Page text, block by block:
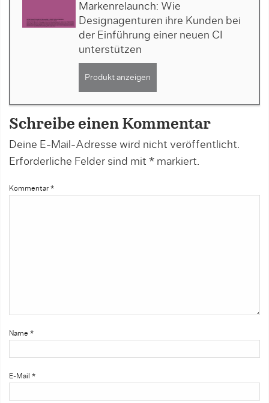
Markenrelaunch: Wie
Designagenturen ihre Kunden bei
der Einführung einer neuen CI
unterstützen
Produkt anzeigen
Schreibe einen Kommentar
Deine E-Mail-Adresse wird nicht veröffentlicht.
Erforderliche Felder sind mit * markiert.
Kommentar *
Name *
E-Mail *